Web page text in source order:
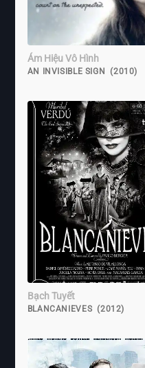
Ám Hiệu Vô Hình
AN INVISIBLE SIGN (2010)
Bạch Tuyết
BLANCANIEVES (2012)